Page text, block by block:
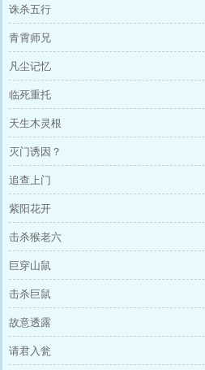
诛杀五行
青霄师兄
凡尘记忆
临死重托
天生木灵根
灭门诱因？
追查上门
紫阳花开
击杀猴老六
巨穿山鼠
击杀巨鼠
故意透露
请君入瓮